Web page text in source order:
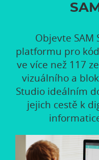
Objevte SAM
platformu pro
ve více než 117
vizuálního a
Studio ideálním
jejich cestě k